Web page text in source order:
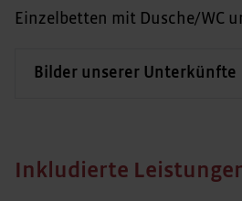
Einzelbetten mit Dusche/WC
Bilder unserer Unterkünfte
Inkludierte